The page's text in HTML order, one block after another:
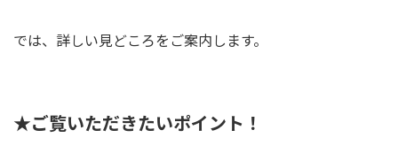
では、詳しい見どころをご案内します。
★ご覧いただきたいポイント！